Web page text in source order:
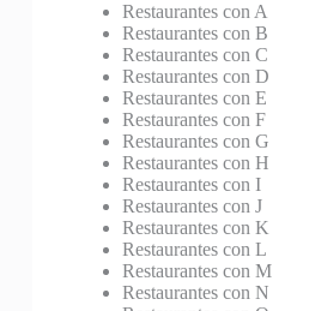
Restaurantes con A
Restaurantes con B
Restaurantes con C
Restaurantes con D
Restaurantes con E
Restaurantes con F
Restaurantes con G
Restaurantes con H
Restaurantes con I
Restaurantes con J
Restaurantes con K
Restaurantes con L
Restaurantes con M
Restaurantes con N